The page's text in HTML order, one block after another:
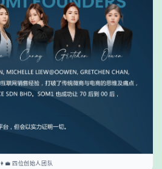
👩‍💼 四位创始人团队